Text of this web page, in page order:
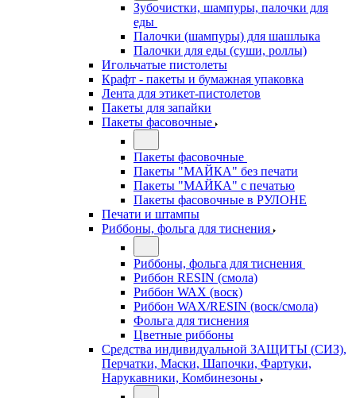
Зубочистки, шампуры, палочки для
еды
Палочки (шампуры) для шашлыка
Палочки для еды (суши, роллы)
Игольчатые пистолеты
Крафт - пакеты и бумажная упаковка
Лента для этикет-пистолетов
Пакеты для запайки
Пакеты фасовочные
Пакеты фасовочные
Пакеты "МАЙКА" без печати
Пакеты "МАЙКА" с печатью
Пакеты фасовочные в РУЛОНЕ
Печати и штампы
Риббоны, фольга для тиснения
Риббоны, фольга для тиснения
Риббон RESIN (смола)
Риббон WAX (воск)
Риббон WAX/RESIN (воск/смола)
Фольга для тиснения
Цветные риббоны
Средства индивидуальной ЗАЩИТЫ (СИЗ),
Перчатки, Маски, Шапочки, Фартуки,
Нарукавники, Комбинезоны